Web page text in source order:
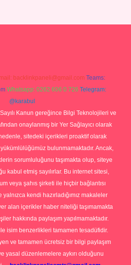
backlinkpaneli@gmail.com Teams:
Whatsapp: 0262 606 0 726 Telegram:
@karabul
Kanun gereğince Bilgi Teknolojileri ve
onaylanmış bir Yer Sağlayıcı olarak
sitedeki içerikleri proaktif olarak
bulunmamaktadır. Ancak,
sorumluluğunu taşımakta olup, siteye
kabul etmiş sayılırlar. Bu internet sitesi,
veya şahıs şirketi ile hiçbir bağlantısı
kendi hazırladığımız makaleler
alan içerikler haber niteliği taşımamakta
hakkında paylaşım yapılmamaktadır.
isim benzerlikleri tamamen tesadüfidir.
ve tamamen ücretsiz bir bilgi paylaşım
yasal düzenlemelere aykırı olduğunu